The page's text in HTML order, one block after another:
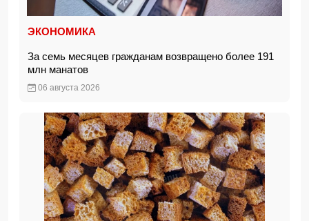
ЭКОНОМИКА
За семь месяцев гражданам возвращено более 191
млн манатов
06 августа 2026